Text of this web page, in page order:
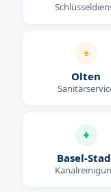
Olten
Basel-